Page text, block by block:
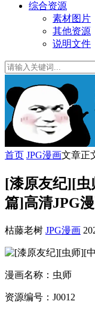
综合资源
素材图片
其他资源
说明文件
首页 JPG漫画文章正
[漆原友纪][虫
篇]高清JPG
枯藤老树 JPG漫画
漫画名称：虫师
资源编号：J0012